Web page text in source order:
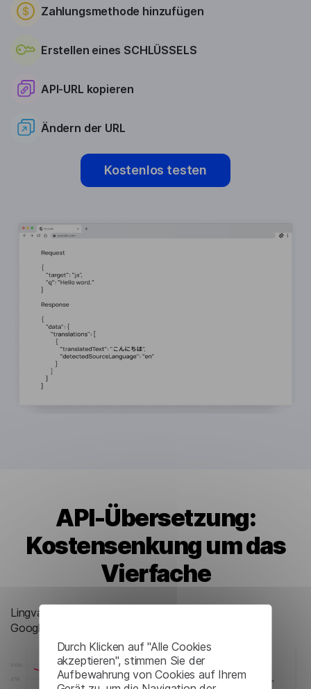
Durch Klicken auf "Alle Cookies
akzeptieren", stimmen Sie der
Aufbewahrung von Cookies auf Ihrem
Zahlungsmethode hinzufügen
Erstellen eines SCHLÜSSELS
API-URL kopieren
Ändern der URL
Kostenlos testen
API-Übersetzung:
Kostensenkung um das
Vierfache
Lingvanex API Übersetzungskosten im Vergleich zu
Google